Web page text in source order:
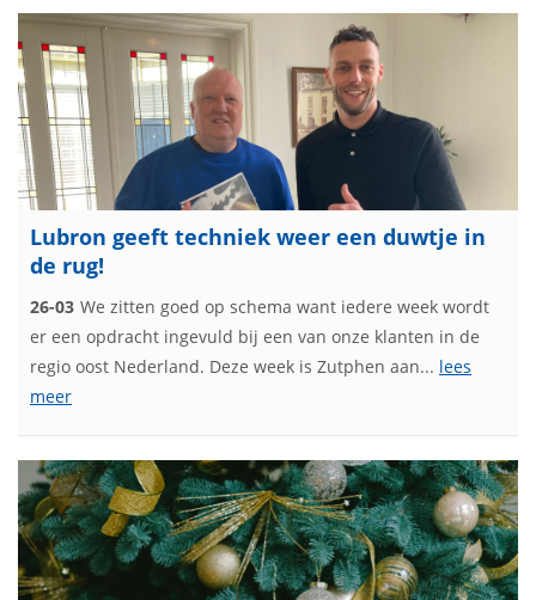
Lubron geeft techniek weer een duwtje in
de rug!
26-03 We zitten goed op schema want iedere week wordt
er een opdracht ingevuld bij een van onze klanten in de
regio oost Nederland. Deze week is Zutphen aan... lees
meer